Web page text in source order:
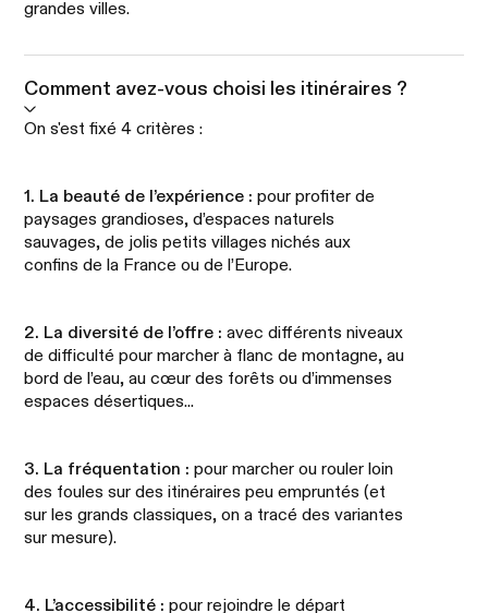
grandes villes.
Comment avez-vous choisi les itinéraires ?
On s'est fixé 4 critères :
1. La beauté de l’expérience :pour profiter de
paysages grandioses, d’espaces naturels
sauvages, de jolis petits villages nichés aux
confins de la France ou de l’Europe.
2. La diversité de l’offre : avec différents niveaux
de difficulté pour marcher à flanc de montagne, au
bord de l’eau, au cœur des forêts ou d’immenses
espaces désertiques...
3. La fréquentation : pour marcher ou rouler loin
des foules sur des itinéraires peu empruntés (et
sur les grands classiques, on a tracé des variantes
sur mesure).
4. L’accessibilité : pour rejoindre le départ